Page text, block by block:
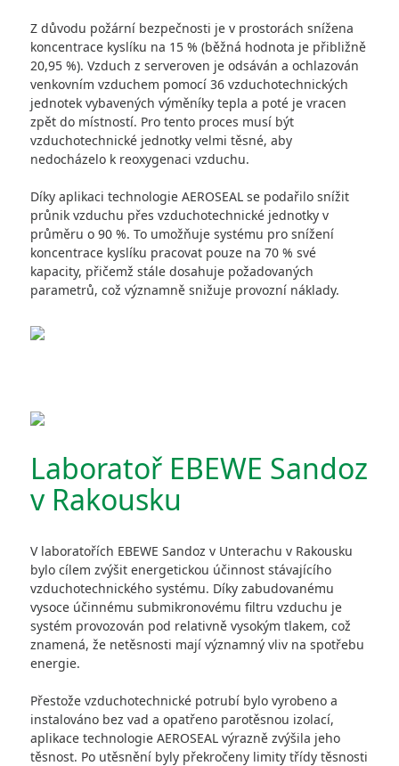
Z důvodu požární bezpečnosti je v prostorách snížena
koncentrace kyslíku na 15 % (běžná hodnota je přibližně
20,95 %). Vzduch z serveroven je odsáván a ochlazován
venkovním vzduchem pomocí 36 vzduchotechnických
jednotek vybavených výměníky tepla a poté je vracen
zpět do místností. Pro tento proces musí být
vzduchotechnické jednotky velmi těsné, aby
nedocházelo k reoxygenaci vzduchu.
Díky aplikaci technologie AEROSEAL se podařilo snížit
průnik vzduchu přes vzduchotechnické jednotky v
průměru o 90 %. To umožňuje systému pro snížení
koncentrace kyslíku pracovat pouze na 70 % své
kapacity, přičemž stále dosahuje požadovaných
parametrů, což významně snižuje provozní náklady.
Laboratoř EBEWE Sandoz
v Rakousku
V laboratořích EBEWE Sandoz v Unterachu v Rakousku
bylo cílem zvýšit energetickou účinnost stávajícího
vzduchotechnického systému. Díky zabudovanému
vysoce účinnému submikronovému filtru vzduchu je
systém provozován pod relativně vysokým tlakem, což
znamená, že netěsnosti mají významný vliv na spotřebu
energie.
Přestože vzduchotechnické potrubí bylo vyrobeno a
instalováno bez vad a opatřeno parotěsnou izolací,
aplikace technologie AEROSEAL výrazně zvýšila jeho
těsnost. Po utěsnění byly překročeny limity třídy těsnosti